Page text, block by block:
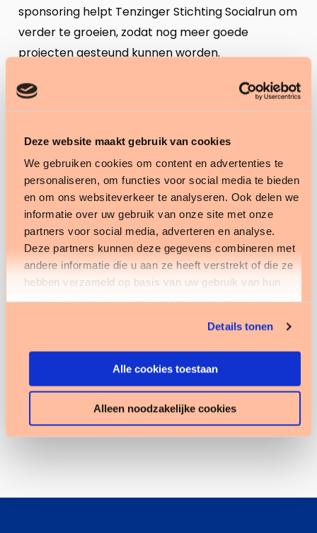
Deze website maakt gebruik van cookies
We gebruiken cookies om content en advertenties te
personaliseren, om functies voor social media te bieden
en om ons websiteverkeer te analyseren. Ook delen we
informatie over uw gebruik van onze site met onze
partners voor social media, adverteren en analyse.
Deze partners kunnen deze gegevens combineren met
andere informatie die u aan ze heeft verstrekt of die ze
hebben verzameld op basis van uw gebruik van hun
services. U gaat akkoord met onze cookies als u onze
Details tonen
Alle cookies toestaan
Alleen noodzakelijke cookies
sponsoring helpt Tenzinger Stichting Socialrun om
verder te groeien, zodat nog meer goede
projecten gesteund kunnen worden.